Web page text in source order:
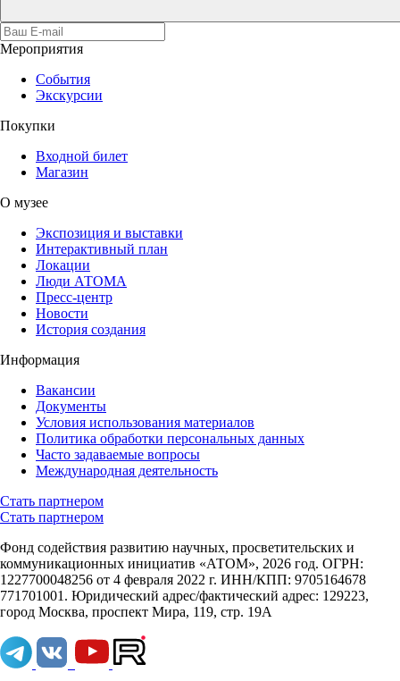
Мероприятия
События
Экскурсии
Покупки
Входной билет
Магазин
О музее
Экспозиция и выставки
Интерактивный план
Локации
Люди АТОМА
Пресс-центр
Новости
История создания
Информация
Вакансии
Документы
Условия использования материалов
Политика обработки персональных данных
Часто задаваемые вопросы
Международная деятельность
Стать партнером
Стать партнером
Фонд содействия развитию научных, просветительских и
коммуникационных инициатив «АТОМ», 2026 год. ОГРН:
1227700048256 от 4 февраля 2022 г. ИНН/КПП: 9705164678
771701001. Юридический адрес/фактический адрес: 129223,
город Москва, проспект Мира, 119, стр. 19А